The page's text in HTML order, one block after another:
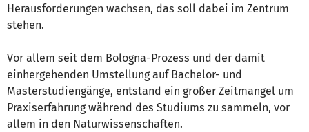
Herausforderungen wachsen, das soll dabei im Zentrum
stehen.
Vor allem seit dem Bologna-Prozess und der damit
einhergehenden Umstellung auf Bachelor- und
Masterstudiengänge, entstand ein großer Zeitmangel um
Praxiserfahrung während des Studiums zu sammeln, vor
allem in den Naturwissenschaften.